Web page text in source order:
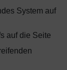
System auf
auf die Seite